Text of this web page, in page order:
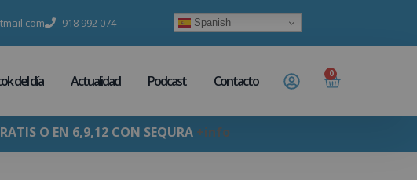
918 992 074 Spanish
del día Actualidad Podcast Contacto 0
O EN 6,9,12 CON SEQURA +info